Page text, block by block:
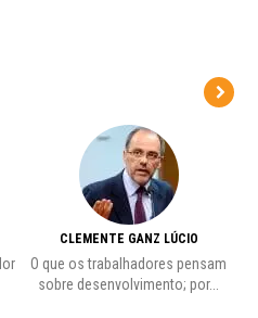
CLEMENTE GANZ LÚCIO
O que os trabalhadores pensam
sobre desenvolvimento; por...